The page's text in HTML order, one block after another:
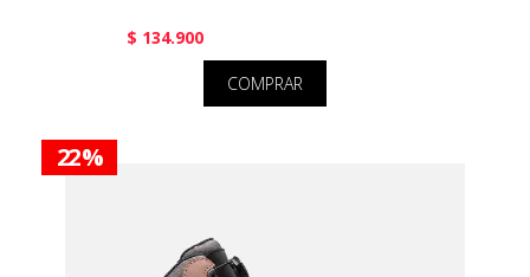
$ 134.900
COMPRAR
22 %